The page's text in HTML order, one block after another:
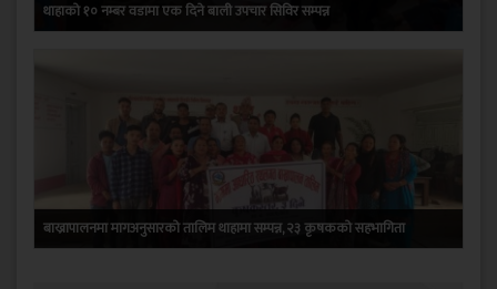
थाहाको १० नम्बर वडामा एक दिने बाली उपचार सिविर सम्पन्न
बाख्रापालनमा मागअनुसारको तालिम थाहामा सम्पन्न, २३ कृषकको सहभागिता